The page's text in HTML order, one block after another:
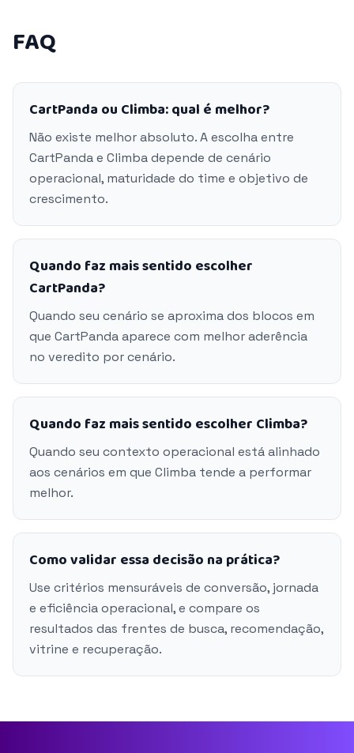
FAQ
CartPanda ou Climba: qual é melhor?
Não existe melhor absoluto. A escolha entre
CartPanda e Climba depende de cenário
operacional, maturidade do time e objetivo de
crescimento.
Quando faz mais sentido escolher
CartPanda?
Quando seu cenário se aproxima dos blocos em
que CartPanda aparece com melhor aderência
no veredito por cenário.
Quando faz mais sentido escolher Climba?
Quando seu contexto operacional está alinhado
aos cenários em que Climba tende a performar
melhor.
Como validar essa decisão na prática?
Use critérios mensuráveis de conversão, jornada
e eficiência operacional, e compare os
resultados das frentes de busca, recomendação,
vitrine e recuperação.